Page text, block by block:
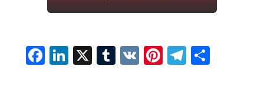
Facebook
LinkedIn
X Tumblr
VK Pinterest